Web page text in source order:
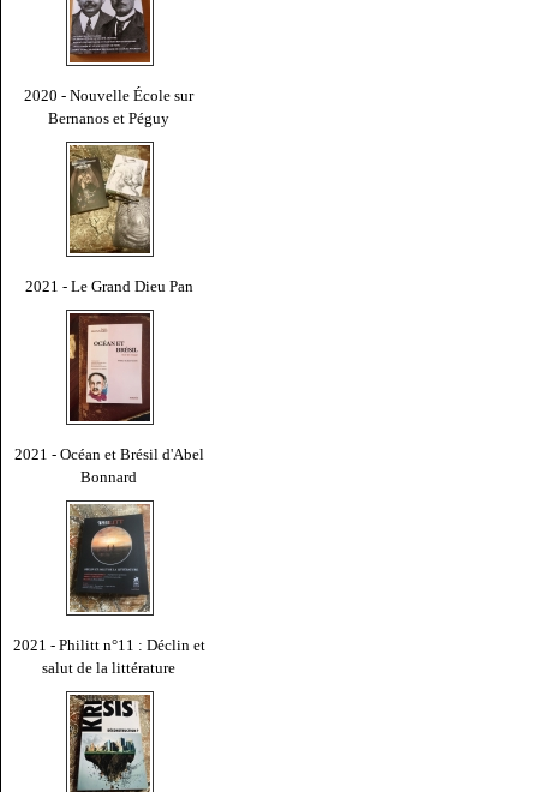
2020 - Nouvelle École sur
Bernanos et Péguy
2021 - Le Grand Dieu Pan
2021 - Océan et Brésil d'Abel
Bonnard
2021 - Philitt n°11 : Déclin et
salut de la littérature